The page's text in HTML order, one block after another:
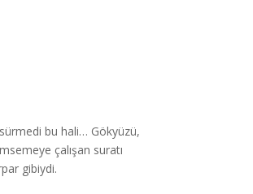
sürmedi bu hali… Gökyüzü,
çalışan suratı
gibiydi.